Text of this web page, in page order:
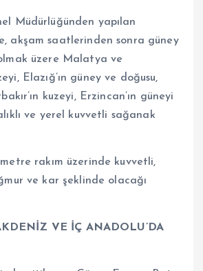
Müdürlüğünden yapılan
akşam saatlerinden sonra güney
üzere Malatya ve
Elazığ’ın güney ve doğusu,
kuzeyi, Erzincan’ın güneyi
ve yerel kuvvetli sağanak
metre rakım üzerinde kuvvetli,
ve kar şeklinde olacağı
VE İÇ ANADOLU’DA